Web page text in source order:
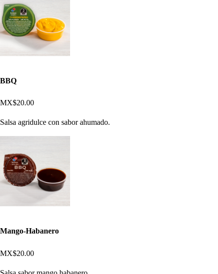
BBQ
MX$20.00
Salsa agridulce con sabor ahumado.
Mango-Habanero
MX$20.00